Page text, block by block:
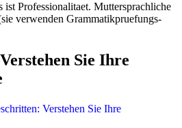
Professionalitaet. Muttersprachliche
verwenden Grammatikpruefungs-
Sie Ihre
Verstehen Sie Ihre